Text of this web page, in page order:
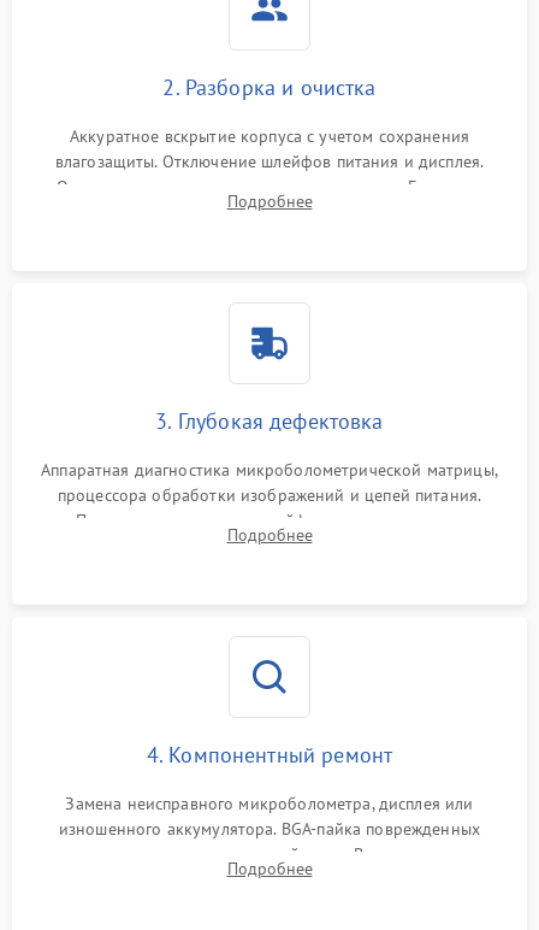
2. Разборка и очистка
Аккуратное вскрытие корпуса с учетом сохранения
влагозащиты. Отключение шлейфов питания и дисплея.
Очистка внутренних плат от окислов и пыли. Бережная
обработка германиевого объектива специализированными
Подробнее
3. Глубокая дефектовка
Аппаратная диагностика микроболометрической матрицы,
процессора обработки изображений и цепей питания.
Проверка целостности шлейфов, модуля памяти и
интерфейсов связи. Выявление сгоревших SMD-компонентов
Подробнее
4. Компонентный ремонт
Замена неисправного микроболометра, дисплея или
изношенного аккумулятора. BGA-пайка поврежденных
контроллеров на материнской плате. Восстановление
разъемов и кнопок, замена поврежденных элементов
Подробнее